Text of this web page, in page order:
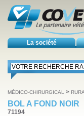
La société
MÉDICO-CHIRURGICAL >
BOL A FOND NOIR
71194